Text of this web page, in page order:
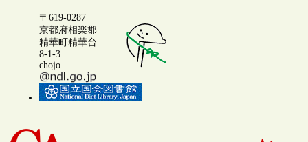
〒619-0287
京都府相楽郡
精華町精華台
8-1-3
chojo